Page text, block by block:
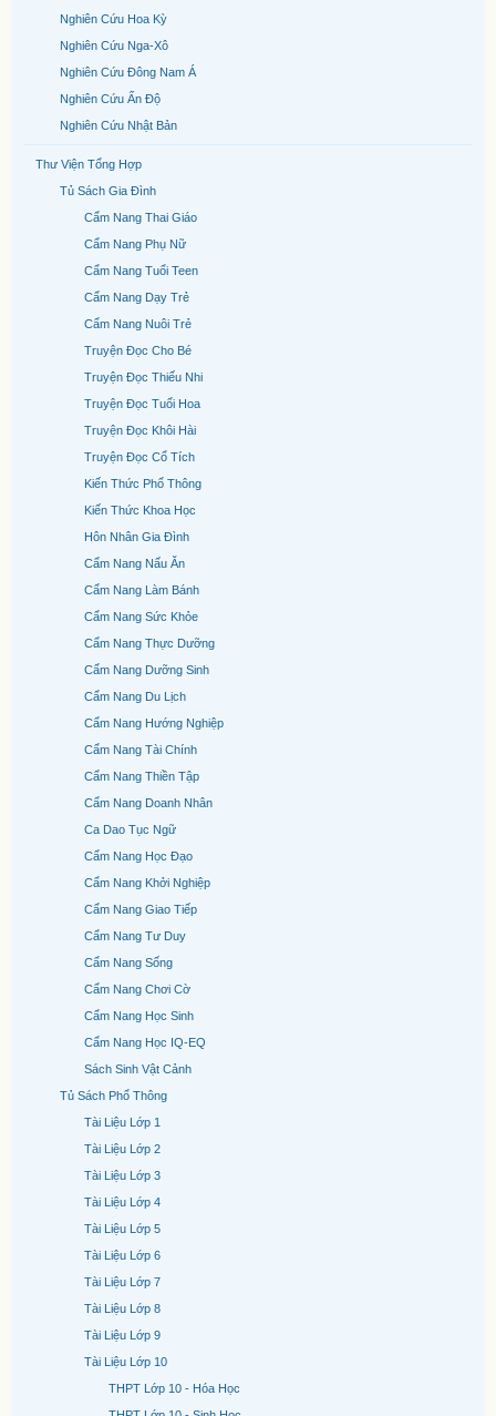
Nghiên Cứu Hoa Kỳ
Nghiên Cứu Nga-Xô
Nghiên Cứu Đông Nam Á
Nghiên Cứu Ấn Độ
Nghiên Cứu Nhật Bản
Thư Viện Tổng Hợp
Tủ Sách Gia Đình
Cẩm Nang Thai Giáo
Cẩm Nang Phụ Nữ
Cẩm Nang Tuổi Teen
Cẩm Nang Dạy Trẻ
Cẩm Nang Nuôi Trẻ
Truyện Đọc Cho Bé
Truyện Đọc Thiếu Nhi
Truyện Đọc Tuổi Hoa
Truyện Đọc Khôi Hài
Truyện Đọc Cổ Tích
Kiến Thức Phổ Thông
Kiến Thức Khoa Học
Hôn Nhân Gia Đình
Cẩm Nang Nấu Ăn
Cẩm Nang Làm Bánh
Cẩm Nang Sức Khỏe
Cẩm Nang Thực Dưỡng
Cẩm Nang Dưỡng Sinh
Cẩm Nang Du Lịch
Cẩm Nang Hướng Nghiệp
Cẩm Nang Tài Chính
Cẩm Nang Thiền Tập
Cẩm Nang Doanh Nhân
Ca Dao Tục Ngữ
Cẩm Nang Học Đạo
Cẩm Nang Khởi Nghiệp
Cẩm Nang Giao Tiếp
Cẩm Nang Tư Duy
Cẩm Nang Sống
Cẩm Nang Chơi Cờ
Cẩm Nang Học Sinh
Cẩm Nang Học IQ-EQ
Sách Sinh Vật Cảnh
Tủ Sách Phổ Thông
Tài Liệu Lớp 1
Tài Liệu Lớp 2
Tài Liệu Lớp 3
Tài Liệu Lớp 4
Tài Liệu Lớp 5
Tài Liệu Lớp 6
Tài Liệu Lớp 7
Tài Liệu Lớp 8
Tài Liệu Lớp 9
Tài Liệu Lớp 10
THPT Lớp 10 - Hóa Học